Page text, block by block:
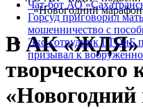
Чат-бот АО
Горсуд приговорил
мошенничество с
Экс-сотрудник ГТОиБ
призывал к
«Новогодний
В АК «ЖДЯ»
творческого